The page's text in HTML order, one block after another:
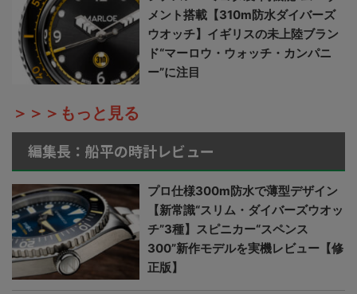
メント搭載【310m防水ダイバーズ
ウオッチ】イギリスの未上陸ブラン
ド“マーロウ・ウォッチ・カンパニ
ー”に注目
＞＞＞もっと見る
編集長：船平の時計レビュー
プロ仕様300m防水で薄型デザイン
【新常識“スリム・ダイバーズウオッ
チ”3種】スピニカー“スペンス
300”新作モデルを実機レビュー【修
正版】